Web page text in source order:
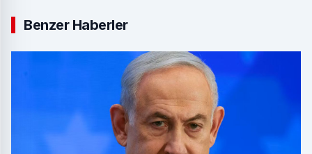
Benzer Haberler